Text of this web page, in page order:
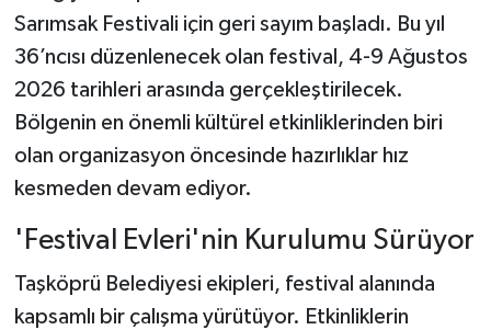
Sarımsak Festivali için geri sayım başladı. Bu yıl
36’ncısı düzenlenecek olan festival, 4-9 Ağustos
2026 tarihleri arasında gerçekleştirilecek.
Bölgenin en önemli kültürel etkinliklerinden biri
olan organizasyon öncesinde hazırlıklar hız
kesmeden devam ediyor.
'Festival Evleri'nin Kurulumu Sürüyor
Taşköprü Belediyesi ekipleri, festival alanında
kapsamlı bir çalışma yürütüyor. Etkinliklerin
Şenpazar Haberleri
Seydiler Haberleri
Taşköprü Haberleri
Tosya Haberleri
Karadeniz Haberleri